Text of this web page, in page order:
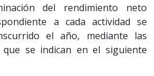
del rendimiento neto
a cada actividad se
el año, mediante las
que se indican en el siguiente